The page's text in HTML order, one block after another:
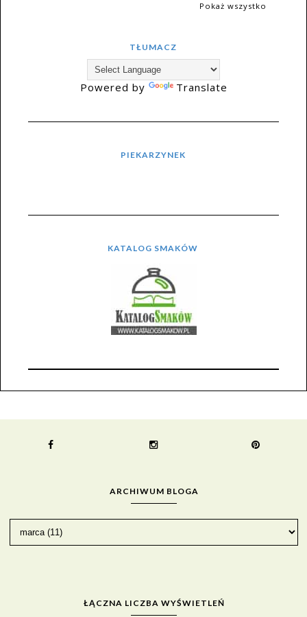
Pokaż wszystko
TŁUMACZ
Powered by Translate
PIEKARZYNEK
KATALOG SMAKÓW
ARCHIWUM BLOGA
ŁĄCZNA LICZBA WYŚWIETLEŃ